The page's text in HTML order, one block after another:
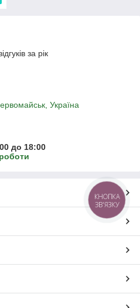
за рік
Україна
до 18:00
КНОПКА
ЗВ'ЯЗКУ